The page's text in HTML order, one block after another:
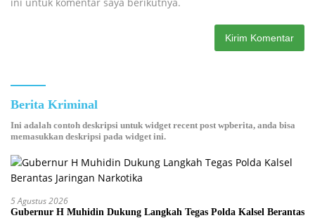
Berita Kriminal
Ini adalah contoh deskripsi untuk widget recent post wpberita, anda bisa
memasukkan deskripsi pada widget ini.
5 Agustus 2026
Gubernur H Muhidin Dukung Langkah Tegas Polda Kalsel Berantas